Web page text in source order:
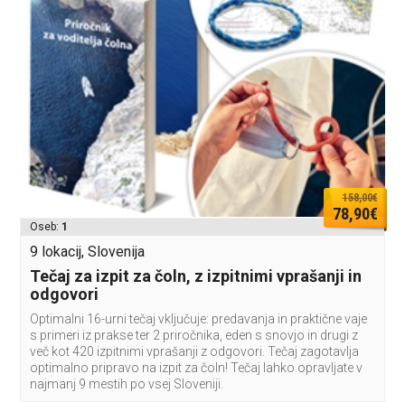
158,00€
78,90€
Oseb: 1
9 lokacij, Slovenija
Tečaj za izpit za čoln, z izpitnimi vprašanji in
odgovori
Optimalni 16-urni tečaj vključuje: predavanja in praktične vaje
s primeri iz prakse ter 2 priročnika, eden s snovjo in drugi z
več kot 420 izpitnimi vprašanji z odgovori. Tečaj zagotavlja
optimalno pripravo na izpit za čoln! Tečaj lahko opravljate v
najmanj 9 mestih po vsej Sloveniji.